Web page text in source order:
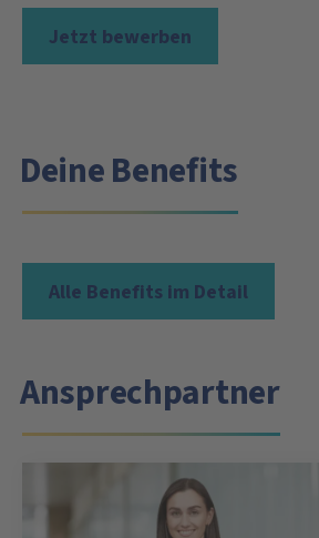
Jetzt bewerben
Deine Benefits
Alle Benefits im Detail
Ansprechpartner